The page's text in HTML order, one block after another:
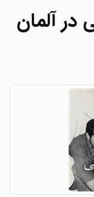
آلمان